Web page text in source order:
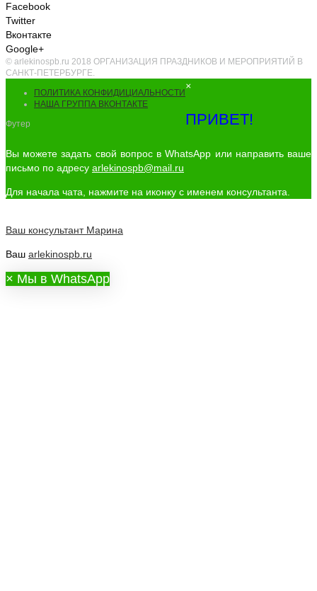
Facebook
Twitter
Вконтакте
Google+
© arlekinospb.ru 2018 ОРГАНИЗАЦИЯ ПРАЗДНИКОВ И МЕРОПРИЯТИЙ В
САНКТ-ПЕТЕРБУРГЕ.
ПОЛИТИКА КОНФИДИЦИАЛЬНОСТИ
НАША ГРУППА ВКОНТАКТЕ
Футер
×
ПРИВЕТ!
Вы можете задать свой вопрос в WhatsApp или направить ваше
письмо по адресу arlekinospb@mail.ru
Для начала чата, нажмите на иконку с именем консультанта.
Ваш консультант Марина
Ваш arlekinospb.ru
× Мы в WhatsApp